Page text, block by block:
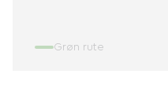
Grøn rute